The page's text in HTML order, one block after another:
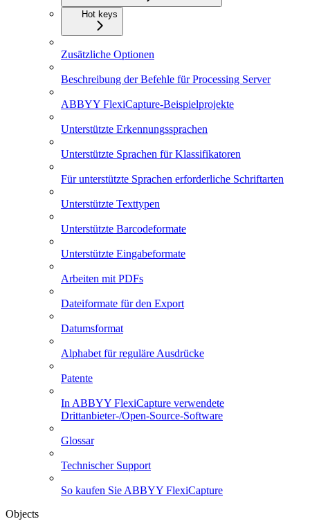
Hot keys
Zusätzliche Optionen
Beschreibung der Befehle für Processing Server
ABBYY FlexiCapture-Beispielprojekte
Unterstützte Erkennungssprachen
Unterstützte Sprachen für Klassifikatoren
Für unterstützte Sprachen erforderliche Schriftarten
Unterstützte Texttypen
Unterstützte Barcodeformate
Unterstützte Eingabeformate
Arbeiten mit PDFs
Dateiformate für den Export
Datumsformat
Alphabet für reguläre Ausdrücke
Patente
In ABBYY FlexiCapture verwendete
Drittanbieter-/Open-Source-Software
Glossar
Technischer Support
So kaufen Sie ABBYY FlexiCapture
Objects